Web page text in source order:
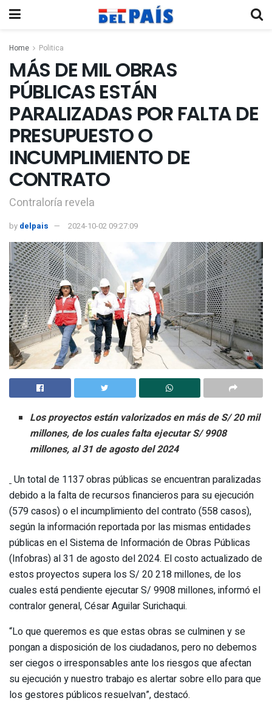
Home Politica
MÁS DE MIL OBRAS
PÚBLICAS ESTÁN
PARALIZADAS POR FALTA DE
PRESUPUESTO O
INCUMPLIMIENTO DE
CONTRATO
Contraloría revela
by delpais 2024-10-02 09:27:09
Los proyectos están valorizados en más de S/ 20 mil
millones, de los cuales falta ejecutar S/ 9908
millones, al 31 de agosto del 2024
Un total de 1137 obras públicas se encuentran paralizadas
debido a la falta de recursos financieros para su ejecución
(579 casos) o el incumplimiento del contrato (558 casos),
según la información reportada por las mismas entidades
públicas en el Sistema de Información de Obras Públicas
(Infobras) al 31 de agosto del 2024. El costo actualizado de
estos proyectos supera los S/ 20 218 millones, de los
cuales está pendiente ejecutar S/ 9908 millones, informó el
contralor general, César Aguilar Surichaqui.
“Lo que queremos es que estas obras se culminen y se
pongan a disposición de los ciudadanos, pero no debemos
ser ciegos o irresponsables ante los riesgos que afectan
su ejecución y nuestro trabajo es alertar sobre ello para que
los gestores públicos resuelvan”, destacó.